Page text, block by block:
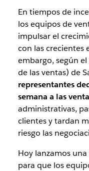
trabajan y
Sales
Nuestra nueva
nuevas alturas con
conocimientos de
El equipo de Slack
29 de enero de 2024
En tiempos de
los equipos de
impulsar el
con las crecientes
embargo, según
de las ventas) de
representantes
semana a las
administrativas,
clientes y tardan
riesgo las
Hoy lanzamos
para que los